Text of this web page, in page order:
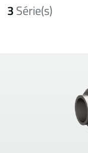
3Série(s)